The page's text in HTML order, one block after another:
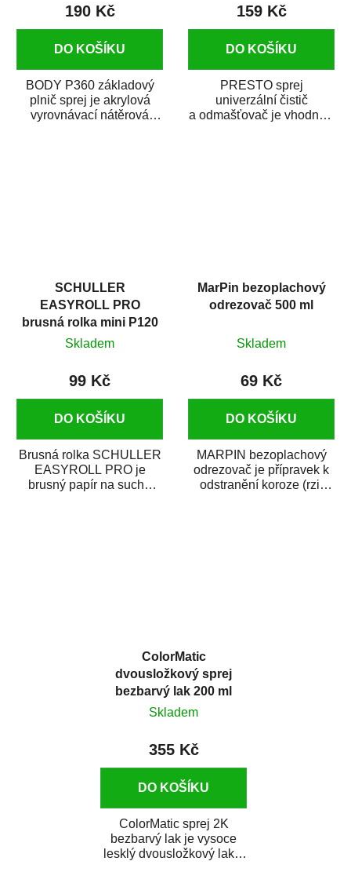
190 Kč
DO KOŠÍKU
BODY P360 základový
plnič sprej je akrylová
vyrovnávací nátěrová
159 Kč
DO KOŠÍKU
PRESTO sprej
univerzální čistič
a odmašťovač je vhodný k
SCHULLER
EASYROLL PRO
brusná rolka mini P120
Skladem
99 Kč
DO KOŠÍKU
Brusná rolka SCHULLER
EASYROLL PRO je
brusný papír na suché
MarPin bezoplachový
odrezovač 500 ml
Skladem
69 Kč
DO KOŠÍKU
MARPIN bezoplachový
odrezovač je přípravek k
odstranění koroze (rzi)
ColorMatic
dvousložkový sprej
bezbarvý lak 200 ml
Skladem
355 Kč
DO KOŠÍKU
ColorMatic sprej 2K
bezbarvý lak je vysoce
lesklý dvousložkový lak s